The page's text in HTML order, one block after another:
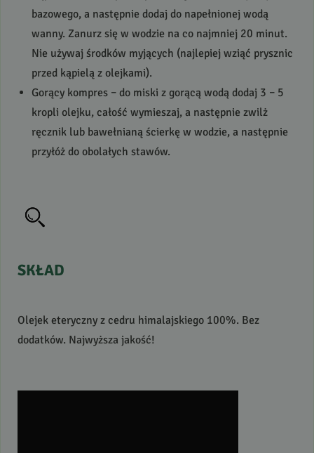
bazowego, a następnie dodaj do napełnionej wodą
wanny. Zanurz się w wodzie na co najmniej 20 minut.
Nie używaj środków myjących (najlepiej wziąć prysznic
przed kąpielą z olejkami).
Gorący kompres – do miski z gorącą wodą dodaj 3 – 5
kropli olejku, całość wymieszaj, a następnie zwilż
ręcznik lub bawełnianą ścierkę w wodzie, a następnie
przyłóż do obolałych stawów.
SKŁAD
Olejek eteryczny z cedru himalajskiego 100%. Bez
dodatków. Najwyższa jakość!